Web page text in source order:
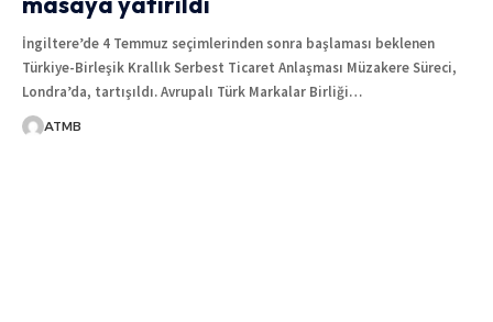
İngiltere’de 4 Temmuz seçimlerinden sonra başlaması beklenen
Türkiye-Birleşik Krallık Serbest Ticaret Anlaşması Müzakere Süreci,
Londra’da, tartışıldı. Avrupalı Türk Markalar Birliği…
ATMB